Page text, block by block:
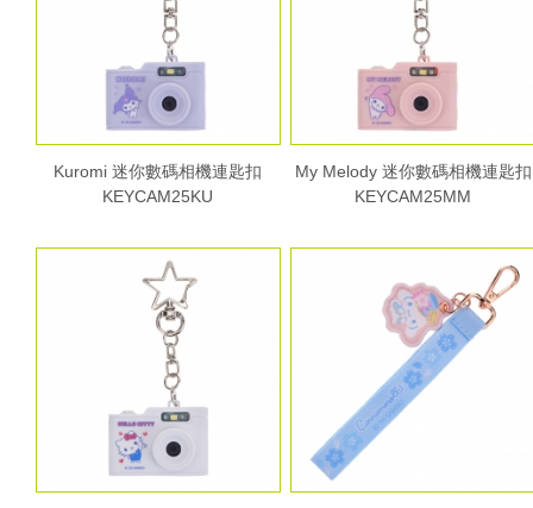
Kuromi 迷你數碼相機連匙扣
KEYCAM25KU
My Melody 迷你數碼相機連匙扣
KEYCAM25MM